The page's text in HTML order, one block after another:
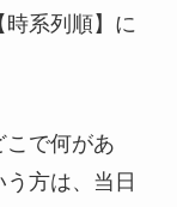
系列順】に
で何があ
方は、当日